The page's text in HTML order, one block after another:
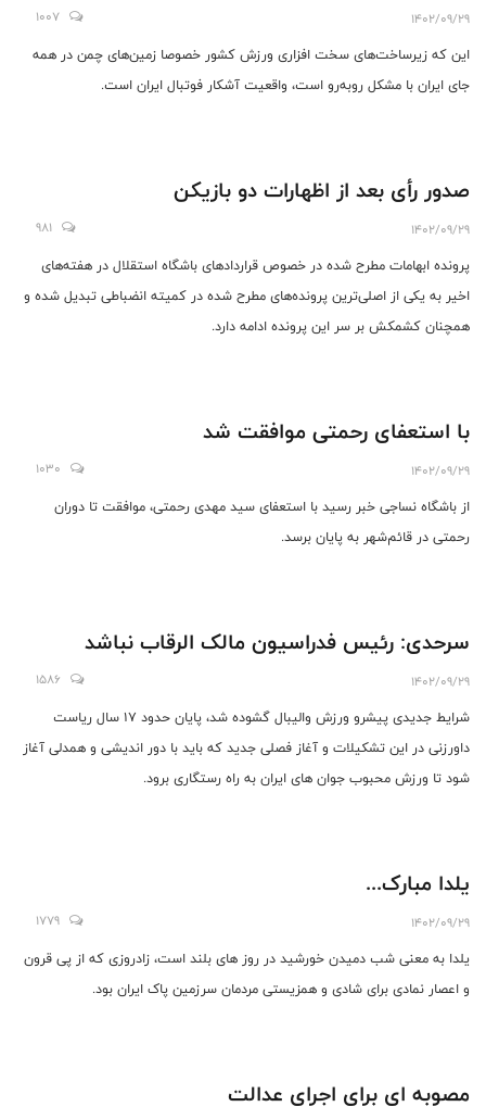
1402/09/29
1007
این که زیرساخت‌های سخت افزاری ورزش کشور خصوصا زمین‌های چمن در همه
جای ایران با مشکل رو‌به‌رو است، واقعیت آشکار فوتبال ایران است.
صدور رأی بعد از اظهارات دو بازیکن
1402/09/29
981
پرونده ابهامات مطرح شده در خصوص قراردادهای باشگاه استقلال در هفته‌های
اخیر به یکی از اصلی‌ترین پرونده‌های مطرح شده در کمیته انضباطی تبدیل شده و
همچنان کشمکش بر سر این پرونده ادامه دارد.
با استعفای رحمتی موافقت شد
1402/09/29
1030
از باشگاه نساجی خبر رسید با استعفای سید مهدی رحمتی، موافقت تا دوران
رحمتی در قائم‌شهر به پایان برسد.
سرحدی: رئیس فدراسیون مالک الرقاب نباشد
1402/09/29
1586
شرایط جدیدی پیشرو ورزش والیبال گشوده شد، پایان حدود 17 سال ریاست
داورزنی در این تشکیلات و آغاز فصلی جدید که باید با دور اندیشی و همدلی آغاز
شود تا ورزش محبوب جوان های ایران به راه رستگاری برود.
یلدا مبارک...
1402/09/29
1779
یلدا به معنی شب دمیدن خورشید در روز های بلند است، زادروزی که از پی قرون
و اعصار نمادی برای شادی و همزیستی مردمان سرزمین پاک ایران بود.
مصوبه ای برای اجرای عدالت